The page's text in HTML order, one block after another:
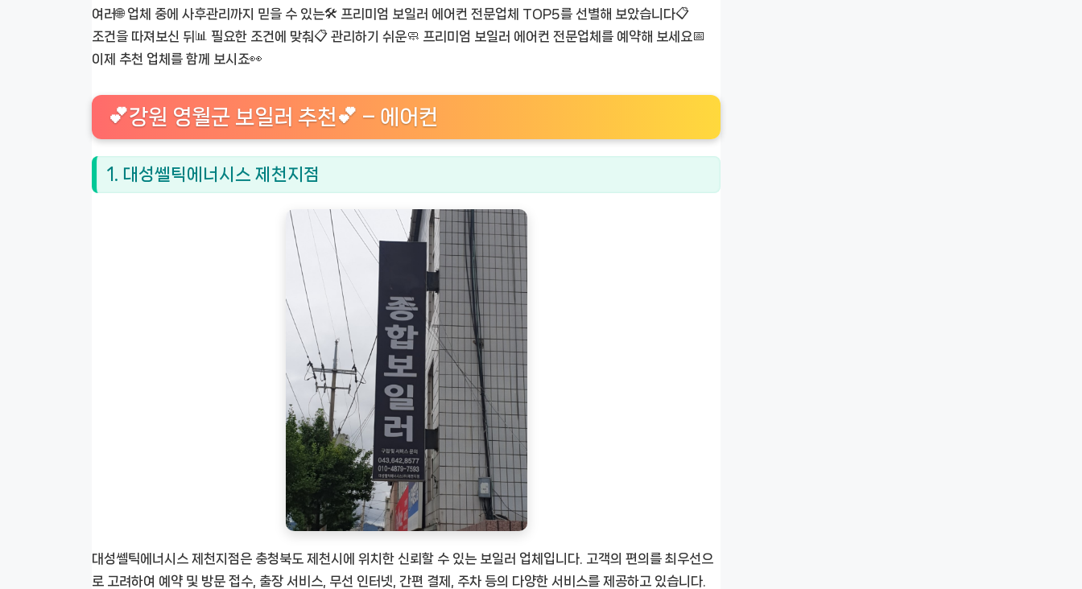
여러🌐 업체 중에 사후관리까지 믿을 수 있는🛠️ 프리미엄 보일러 에어컨 전문업체 TOP5를 선별해 보았습니다📋
조건을 따져보신 뒤📊 필요한 조건에 맞춰📋 관리하기 쉬운🧼 프리미엄 보일러 에어컨 전문업체를 예약해 보세요📅
이제 추천 업체를 함께 보시죠👀
💕강원 영월군 보일러 추천💕 – 에어컨
1. 대성쎌틱에너시스 제천지점
대성쎌틱에너시스 제천지점은 충청북도 제천시에 위치한 신뢰할 수 있는 보일러 업체입니다. 고객의 편의를 최우선으
로 고려하여 예약 및 방문 접수, 출장 서비스, 무선 인터넷, 간편 결제, 주차 등의 다양한 서비스를 제공하고 있습니다.